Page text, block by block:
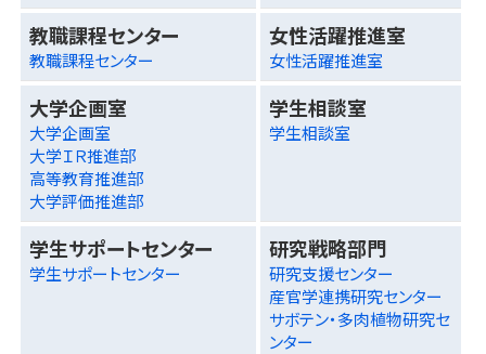
教職課程センター
教職課程センター
女性活躍推進室
女性活躍推進室
大学企画室
大学企画室
大学ＩＲ推進部
高等教育推進部
大学評価推進部
学生相談室
学生相談室
学生サポートセンター
学生サポートセンター
研究戦略部門
研究支援センター
産官学連携研究センター
サボテン・多肉植物研究セ
ンター